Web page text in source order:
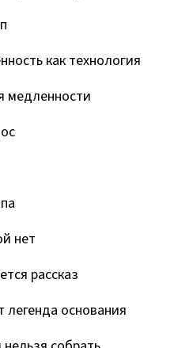
как технология
медленности
нет
рассказ
легенда основания